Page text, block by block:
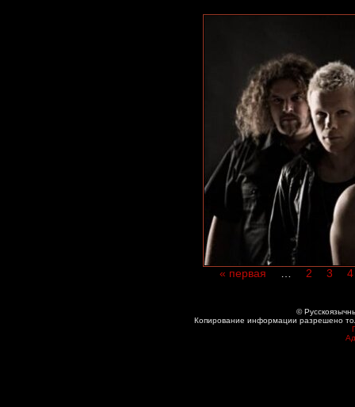
« первая 2 3 4
©
Копирование информации разрешено